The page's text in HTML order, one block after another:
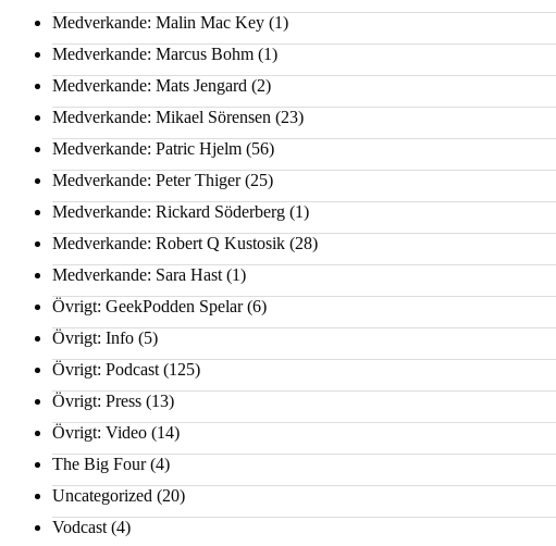
Medverkande: Malin Mac Key (1)
Medverkande: Marcus Bohm (1)
Medverkande: Mats Jengard (2)
Medverkande: Mikael Sörensen (23)
Medverkande: Patric Hjelm (56)
Medverkande: Peter Thiger(25)
Medverkande: Rickard Söderberg (1)
Medverkande: Robert Q Kustosik (28)
Medverkande: Sara Hast (1)
Övrigt: GeekPodden Spelar(6)
Övrigt: Info (5)
Övrigt: Podcast (125)
Övrigt: Press (13)
Övrigt: Video (14)
The Big Four(4)
Uncategorized (20)
Vodcast (4)